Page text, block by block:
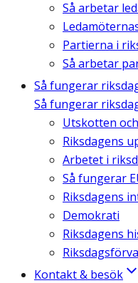
Så arbetar
Partierna i
Så arbetar
Så fungerar
Så fungerar
Utskotten
Riksdagens
Arbetet i
Så fungerar
Riksdagens
Demokrati
Riksdagens
Kontakt & besök